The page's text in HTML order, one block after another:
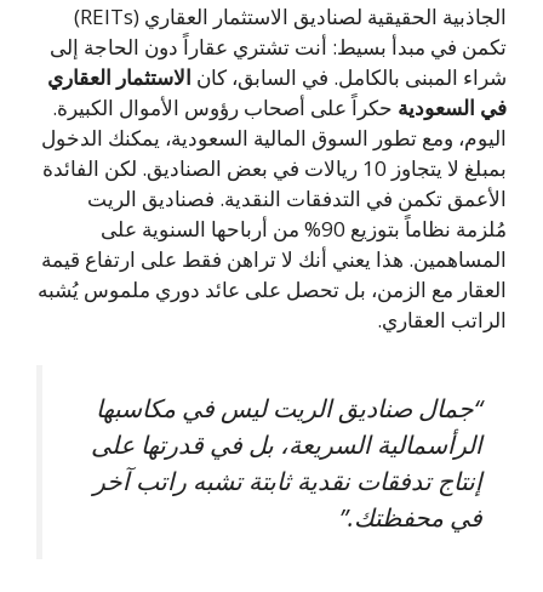
الجاذبية الحقيقية لصناديق الاستثمار العقاري (REITs)
تكمن في مبدأ بسيط: أنت تشتري عقاراً دون الحاجة إلى
شراء المبنى بالكامل. في السابق، كان الاستثمار العقاري
في السعودية حكراً على أصحاب رؤوس الأموال الكبيرة.
اليوم، ومع تطور السوق المالية السعودية، يمكنك الدخول
بمبلغ لا يتجاوز 10 ريالات في بعض الصناديق. لكن الفائدة
الأعمق تكمن في التدفقات النقدية. فصناديق الريت
مُلزمة نظاماً بتوزيع 90% من أرباحها السنوية على
المساهمين. هذا يعني أنك لا تراهن فقط على ارتفاع قيمة
العقار مع الزمن، بل تحصل على عائد دوري ملموس يُشبه
الراتب العقاري.
“جمال صناديق الريت ليس في مكاسبها
الرأسمالية السريعة، بل في قدرتها على
إنتاج تدفقات نقدية ثابتة تشبه راتب آخر
في محفظتك.”